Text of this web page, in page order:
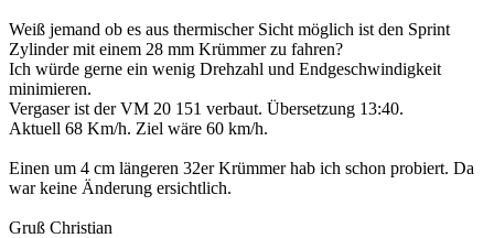
Weiß jemand ob es aus thermischer Sicht möglich ist den Sprint
Zylinder mit einem 28 mm Krümmer zu fahren?
Ich würde gerne ein wenig Drehzahl und Endgeschwindigkeit
minimieren.
Vergaser ist der VM 20 151 verbaut. Übersetzung 13:40.
Aktuell 68 Km/h. Ziel wäre 60 km/h.
Einen um 4 cm längeren 32er Krümmer hab ich schon probiert. Da
war keine Änderung ersichtlich.
Gruß Christian